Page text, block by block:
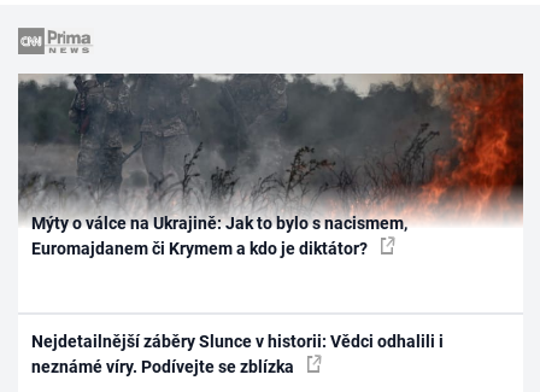
Mýty o válce na Ukrajině: Jak to bylo s nacismem,
Euromajdanem či Krymem a kdo je diktátor?
Nejdetailnější záběry Slunce v historii: Vědci odhalili i
neznámé víry. Podívejte se zblízka